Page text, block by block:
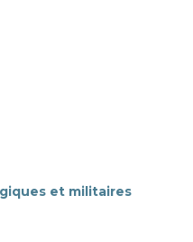
et militaires